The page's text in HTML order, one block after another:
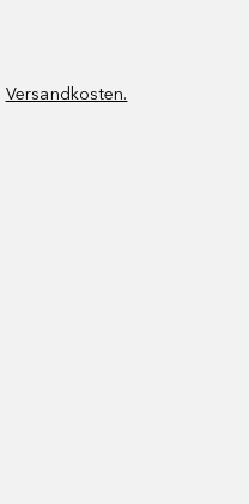
Versandkosten.